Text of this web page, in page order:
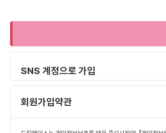
SNS 계정으로 가입
회원가입약관